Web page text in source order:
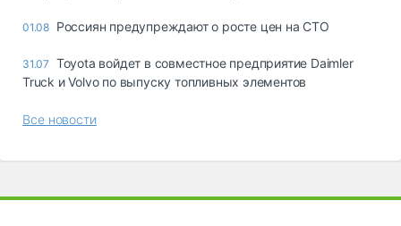
01.08 Россиян предупреждают о росте цен на СТО
31.07 Toyota войдет в совместное предприятие Daimler
Truck и Volvo по выпуску топливных элементов
Все новости